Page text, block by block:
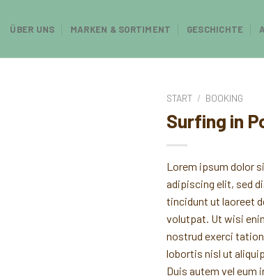
ÜBER UNS MARKEN & SORTIMENT GESCHICHTE
START / BOOKING
Surfing in
Lorem ipsum dolor
adipiscing elit, sed
tincidunt ut laoreet
volutpat. Ut wisi
nostrud exerci
lobortis nisl ut
Duis autem vel eum